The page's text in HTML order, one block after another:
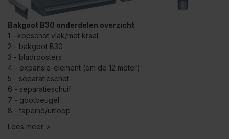
Bakgoot B30 onderdelen overzicht
1 - kopschot vlak/met kraal
2 - bakgoot B30
3 - bladroosters
4 - expansie-element (om de 12 meter)
5 - separatieschot
6 - separatieschuif
7 - gootbeugel
8 - tapeind/uitloop
Lees meer >